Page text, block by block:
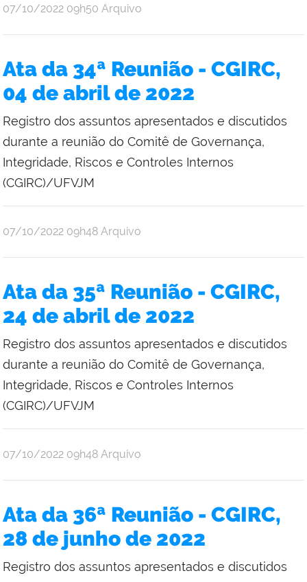
publicado
07/10/2022 09h50 Arquivo
Ata da 34ª Reunião - CGIRC,
04 de abril de 2022
Registro dos assuntos apresentados e discutidos
durante a reunião do Comitê de Governança,
Integridade, Riscos e Controles Internos
(CGIRC)/UFVJM
publicado
07/10/2022 09h48 Arquivo
Ata da 35ª Reunião - CGIRC,
24 de abril de 2022
Registro dos assuntos apresentados e discutidos
durante a reunião do Comitê de Governança,
Integridade, Riscos e Controles Internos
(CGIRC)/UFVJM
publicado
07/10/2022 09h48 Arquivo
Ata da 36ª Reunião - CGIRC,
28 de junho de 2022
Registro dos assuntos apresentados e discutidos